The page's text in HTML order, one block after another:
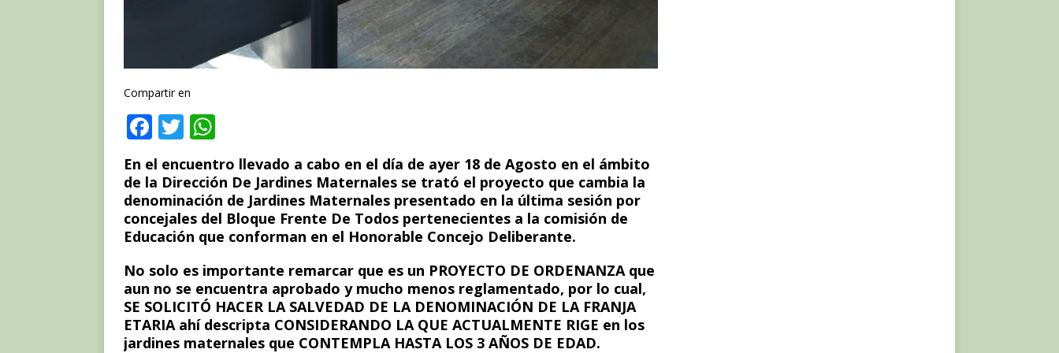
Compartir en
F
a
c
e
b
o
o
k
T
w
it
te
r
h
at
s
A
p
p
En el encuentro llevado a cabo en el día de ayer 18 de Agosto en el ámbito
de la Dirección De Jardines Maternales se trató el proyecto que cambia la
denominación de Jardines Maternales presentado en la última sesión por
concejales del Bloque Frente De Todos pertenecientes a la comisión de
Educación que conforman en el Honorable Concejo Deliberante.
No solo es importante remarcar que es un PROYECTO DE ORDENANZA que
aun no se encuentra aprobado y mucho menos reglamentado, por lo cual,
SE SOLICITÓ HACER LA SALVEDAD DE LA DENOMINACIÓN DE LA FRANJA
ETARIA ahí descripta CONSIDERANDO LA QUE ACTUALMENTE RIGE en los
jardines maternales que CONTEMPLA HASTA LOS 3 AÑOS DE EDAD.